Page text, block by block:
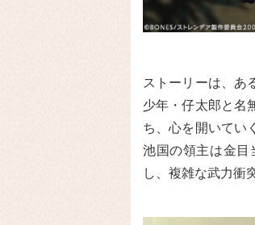
ストーリーは、あ
少年・仔太郎と名
ち、心を開いてい
池国の領主は金目
し、複雑な武力衝